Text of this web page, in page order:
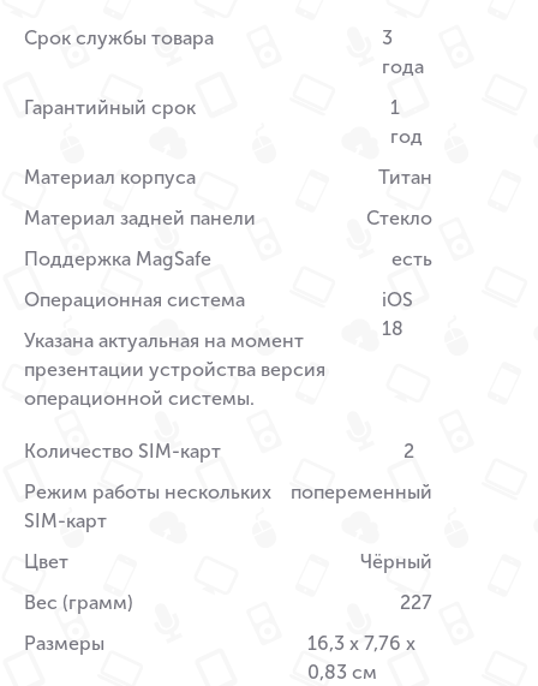
Срок службы товара
3
года
Гарантийный срок
1
год
Материал корпуса
Титан
Материал задней панели
Стекло
Поддержка MagSafe
есть
Операционная система
Указана актуальная на момент
презентации устройства версия
операционной системы.
iOS
18
Количество SIM-карт
2
Режим работы нескольких
SIM-карт
попеременный
Цвет
Чёрный
Вес (грамм)
227
Размеры
16,3 x 7,76 x
0,83 см